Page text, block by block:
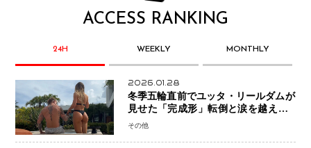
ACCESS RANKING
24H WEEKLY MONTHLY
2026.01.28
冬季五輪直前でユッタ・リールダムが
見せた「完成形」転倒と涙を越えて─
ミラノで金を狙うオランダ女王の現在
その他